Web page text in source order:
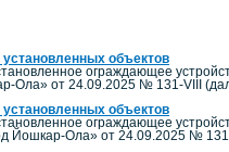
объектов
ограждающее
Ола» от 24.09.2025 № 131-VIII
объектов
ограждающее
Йошкар-Ола» от 24.09.2025 №